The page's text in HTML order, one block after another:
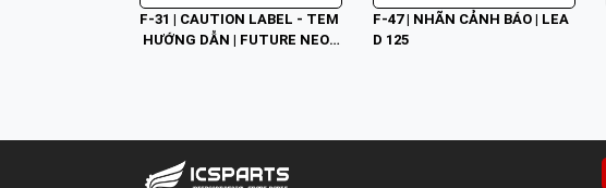
F-31 | CAUTION LABEL - TEM
HƯỚNG DẪN | FUTURE NEO K
F-47 | NHÃN CẢNH BÁO | LEA
D 125